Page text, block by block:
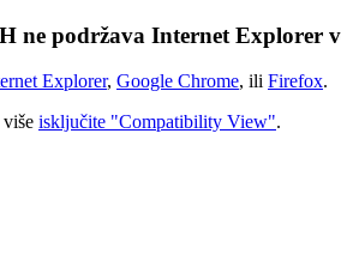
ne podržava Internet Explorer
Explorer, Google Chrome, ili Firefox.
isključite "Compatibility View".